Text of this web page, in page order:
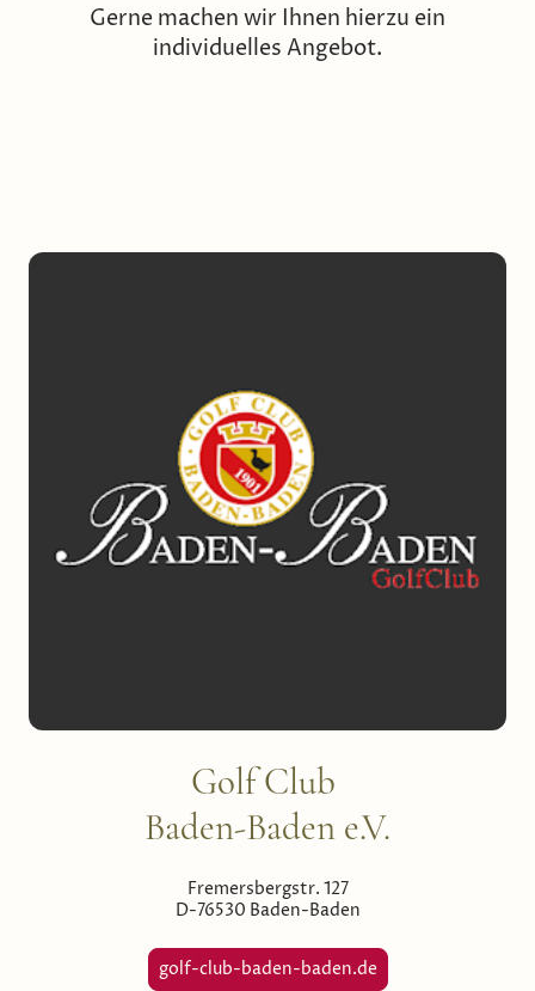
Gerne machen wir Ihnen hierzu ein
individuelles Angebot.
Golf Club
Baden-Baden e.V.
Fremersbergstr. 127
D-76530 Baden-Baden
golf-club-baden-baden.de